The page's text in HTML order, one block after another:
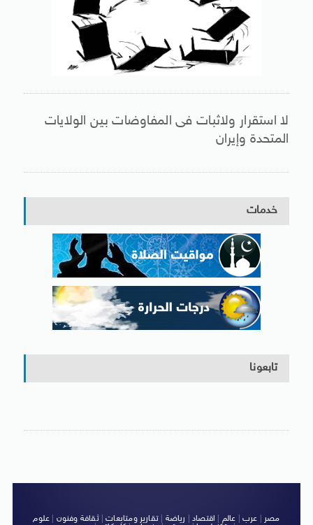
لا استقرار ولاثبات فى المفاوضات بين الولايات
المتحدة وإيران
خدمات
تابعونا
مصر عرب عالم اقتصاد رياضة |تقارير ومتابعات|ثقافة وفنون
علوم